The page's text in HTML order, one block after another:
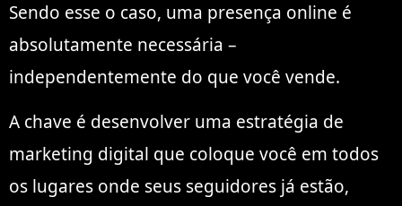
Sendo esse o caso, uma presença online é
absolutamente necessária –
independentemente do que você vende.
A chave é desenvolver uma estratégia de
marketing digital que coloque você em todos
os lugares onde seus seguidores já estão,